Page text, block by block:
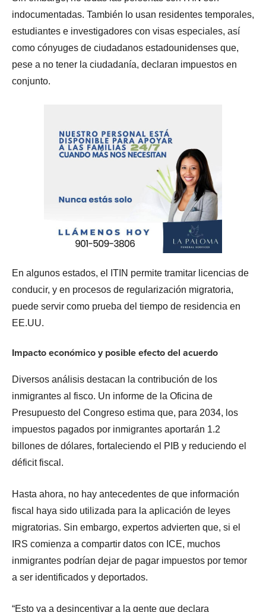
indocumentadas. También lo usan residentes temporales,
estudiantes e investigadores con visas especiales, así
como cónyuges de ciudadanos estadounidenses que,
pese a no tener la ciudadanía, declaran impuestos en
conjunto.
En algunos estados, el ITIN permite tramitar licencias de
conducir, y en procesos de regularización migratoria,
puede servir como prueba del tiempo de residencia en
EE.UU.
Impacto económico y posible efecto del acuerdo
Diversos análisis destacan la contribución de los
inmigrantes al fisco. Un informe de la Oficina de
Presupuesto del Congreso estima que, para 2034, los
impuestos pagados por inmigrantes aportarán 1.2
billones de dólares, fortaleciendo el PIB y reduciendo el
déficit fiscal.
Hasta ahora, no hay antecedentes de que información
fiscal haya sido utilizada para la aplicación de leyes
migratorias. Sin embargo, expertos advierten que, si el
IRS comienza a compartir datos con ICE, muchos
inmigrantes podrían dejar de pagar impuestos por temor
a ser identificados y deportados.
“Esto va a desincentivar a la gente que declara